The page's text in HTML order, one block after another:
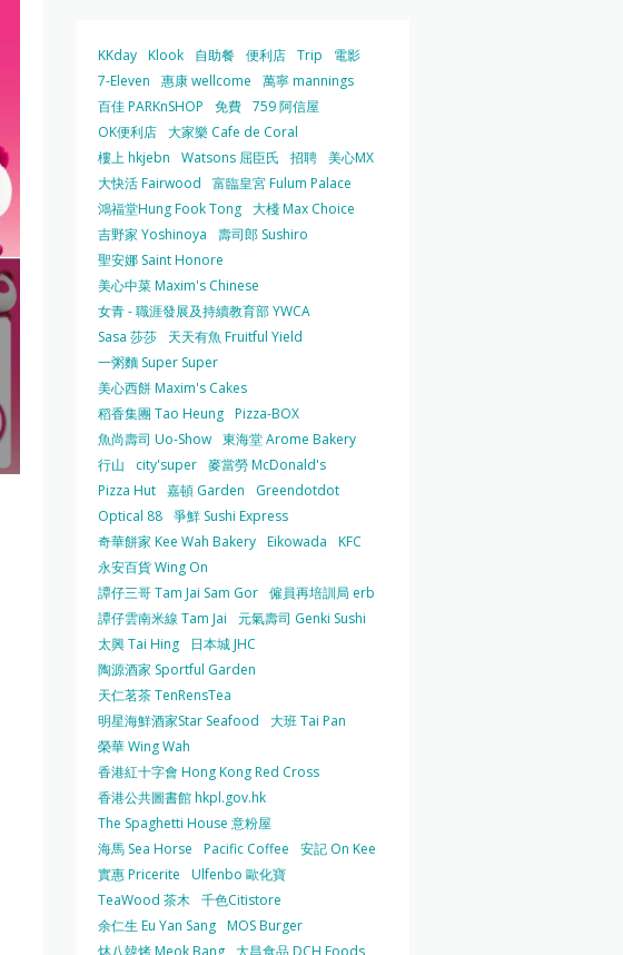
KKday Klook 自助餐 便利店 Trip
電影
7-Eleven
惠康 wellcome
萬寧 mannings
百佳 PARKnSHOP
免費 759 阿信屋
OK便利店 大家樂 Cafe de Coral
樓上 hkjebn
Watsons 屈臣氏 招聘 美心MX
大快活 Fairwood
富臨皇宮 Fulum Palace
鴻福堂Hung Fook Tong 大棧 Max Choice
吉野家 Yoshinoya
壽司郎 Sushiro
聖安娜 Saint Honore
美心中菜 Maxim's Chinese
女青 - 職涯發展及持續教育部 YWCA
Sasa 莎莎
天天有魚 Fruitful Yield
一粥麵 Super Super
美心西餅 Maxim's Cakes
稻香集團 Tao Heung Pizza-BOX
魚尚壽司 Uo-Show 東海堂 Arome Bakery
行山
city'super 麥當勞 McDonald's
Pizza Hut 嘉頓 Garden
Greendotdot
Optical 88 爭鮮 Sushi Express
奇華餅家 Kee Wah Bakery Eikowada
KFC
永安百貨 Wing On
譚仔三哥 Tam Jai Sam Gor 僱員再培訓局 erb
譚仔雲南米線 Tam Jai
元氣壽司 Genki Sushi
太興 Tai Hing
日本城 JHC
陶源酒家 Sportful Garden
天仁茗茶 TenRensTea
明星海鮮酒家Star Seafood
大班 Tai Pan
榮華 Wing Wah
香港紅十字會 Hong Kong Red Cross
香港公共圖書館 hkpl.gov.hk
The Spaghetti House 意粉屋
海馬 Sea Horse
Pacific Coffee
安記 On Kee
實惠 Pricerite
Ulfenbo 歐化寶
TeaWood 茶木 千色Citistore
余仁生 Eu Yan Sang MOS Burger
炑八韓烤 Meok Bang 大昌食品 DCH Foods